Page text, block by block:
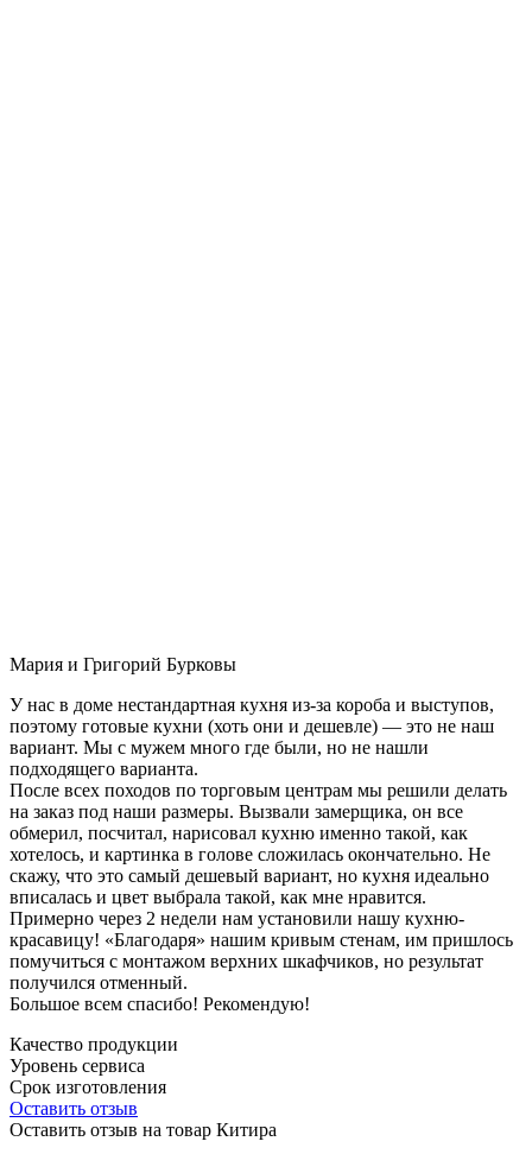
Мария и Григорий Бурковы
У нас в доме нестандартная кухня из-за короба и выступов,
поэтому готовые кухни (хоть они и дешевле) — это не наш
вариант. Мы с мужем много где были, но не нашли
подходящего варианта.
После всех походов по торговым центрам мы решили делать
на заказ под наши размеры. Вызвали замерщика, он все
обмерил, посчитал, нарисовал кухню именно такой, как
хотелось, и картинка в голове сложилась окончательно. Не
скажу, что это самый дешевый вариант, но кухня идеально
вписалась и цвет выбрала такой, как мне нравится.
Примерно через 2 недели нам установили нашу кухню-
красавицу! «Благодаря» нашим кривым стенам, им пришлось
помучиться с монтажом верхних шкафчиков, но результат
получился отменный.
Большое всем спасибо! Рекомендую!
Качество продукции
Уровень сервиса
Срок изготовления
Оставить отзыв
Оставить отзыв на товар Китира